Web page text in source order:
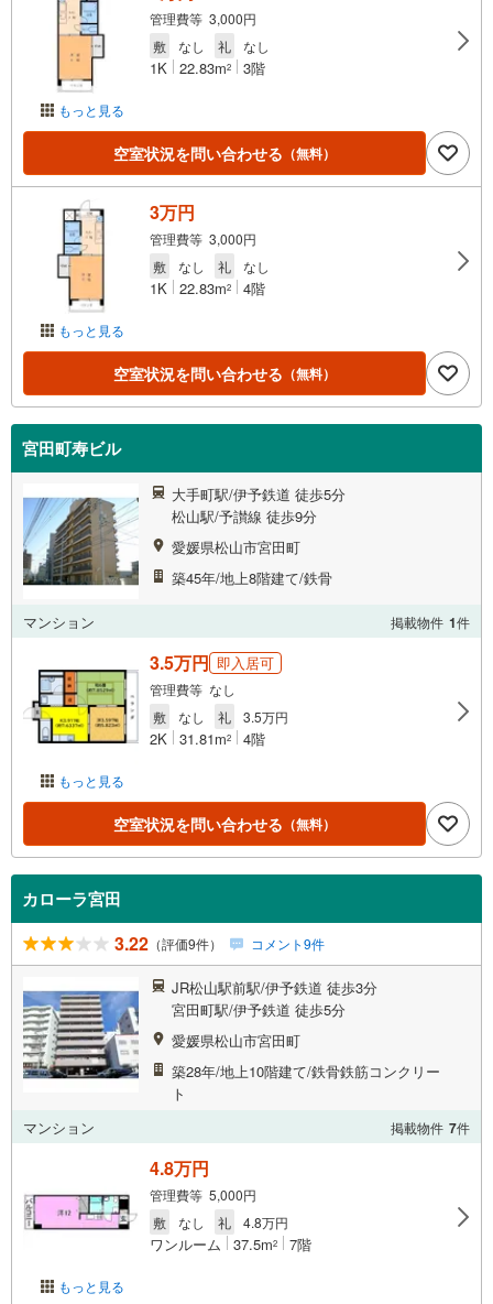
もっと見る
管理費等 3,000円
敷
なし 礼 なし
1K 22.83m2 3階
空室状況を問い合わせる （無料）
もっと見る
3万円
管理費等 3,000円
敷
なし 礼 なし
1K 22.83m2 4階
空室状況を問い合わせる （無料）
宮田町寿ビル
大手町駅/伊予鉄道 徒歩5分
松山駅/予讃線 徒歩9分
愛媛県松山市宮田町
築45年/地上8階建て/鉄骨
マンション 掲載物件 1件
もっと見る
3.5万円 即入居可
管理費等 なし
敷
なし 礼 3.5万円
2K 31.81m2 4階
空室状況を問い合わせる （無料）
カローラ宮田
3.22 （評価9件） コメント9件
JR松山駅前駅/伊予鉄道 徒歩3分
宮田町駅/伊予鉄道 徒歩5分
愛媛県松山市宮田町
築28年/地上10階建て/鉄骨鉄筋コンクリー
ト
マンション
掲載物件 7件
もっと見る
4.8万円
管理費等 5,000円
敷
なし 礼 4.8万円
ワンルーム 37.5m2 7階